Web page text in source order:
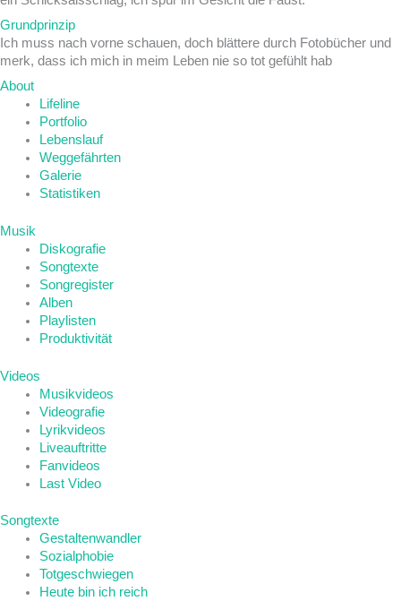
Grundprinzip
Ich muss nach vorne schauen, doch blättere durch Fotobücher und
merk, dass ich mich in meim Leben nie so tot gefühlt hab
About
Lifeline
Portfolio
Lebenslauf
Weggefährten
Galerie
Statistiken
Musik
Diskografie
Songtexte
Songregister
Alben
Playlisten
Produktivität
Videos
Musikvideos
Videografie
Lyrikvideos
Liveauftritte
Fanvideos
Last Video
Songtexte
Gestaltenwandler
Sozialphobie
Totgeschwiegen
Heute bin ich reich